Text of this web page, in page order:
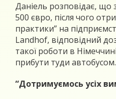
Даніель розповідає, що
500 євро, після чого
практики” на
Landhof, відповідний
такої роботи в
прибути туди автобусом.
“Дотримуємось усіх